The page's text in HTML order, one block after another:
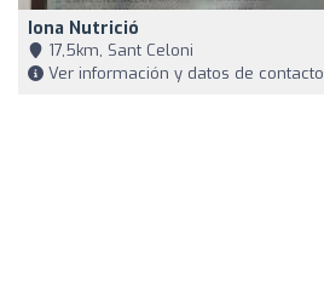
Iona Nutrició
17,5km, Sant Celoni
Ver información y datos de contacto